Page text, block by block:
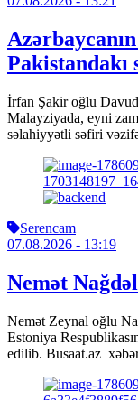
Pakistandakı
İrfan Şakir oğlu
Malayziyada, eyni
səlahiyyətli səfiri
Serencam
07.08.2026 - 13:19
Nemət
Nemət Zeynal oğlu
Estoniya
edilib. Busaat.az